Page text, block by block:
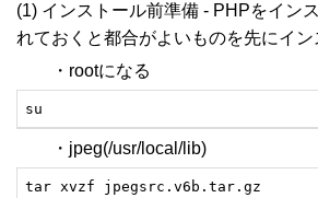
(1) インストール前準備 - PHPをイン
れておくと都合がよいものを先にイン
・rootになる
su
・jpeg(/usr/local/lib)
tar xvzf jpegsrc.v6b.tar.gz